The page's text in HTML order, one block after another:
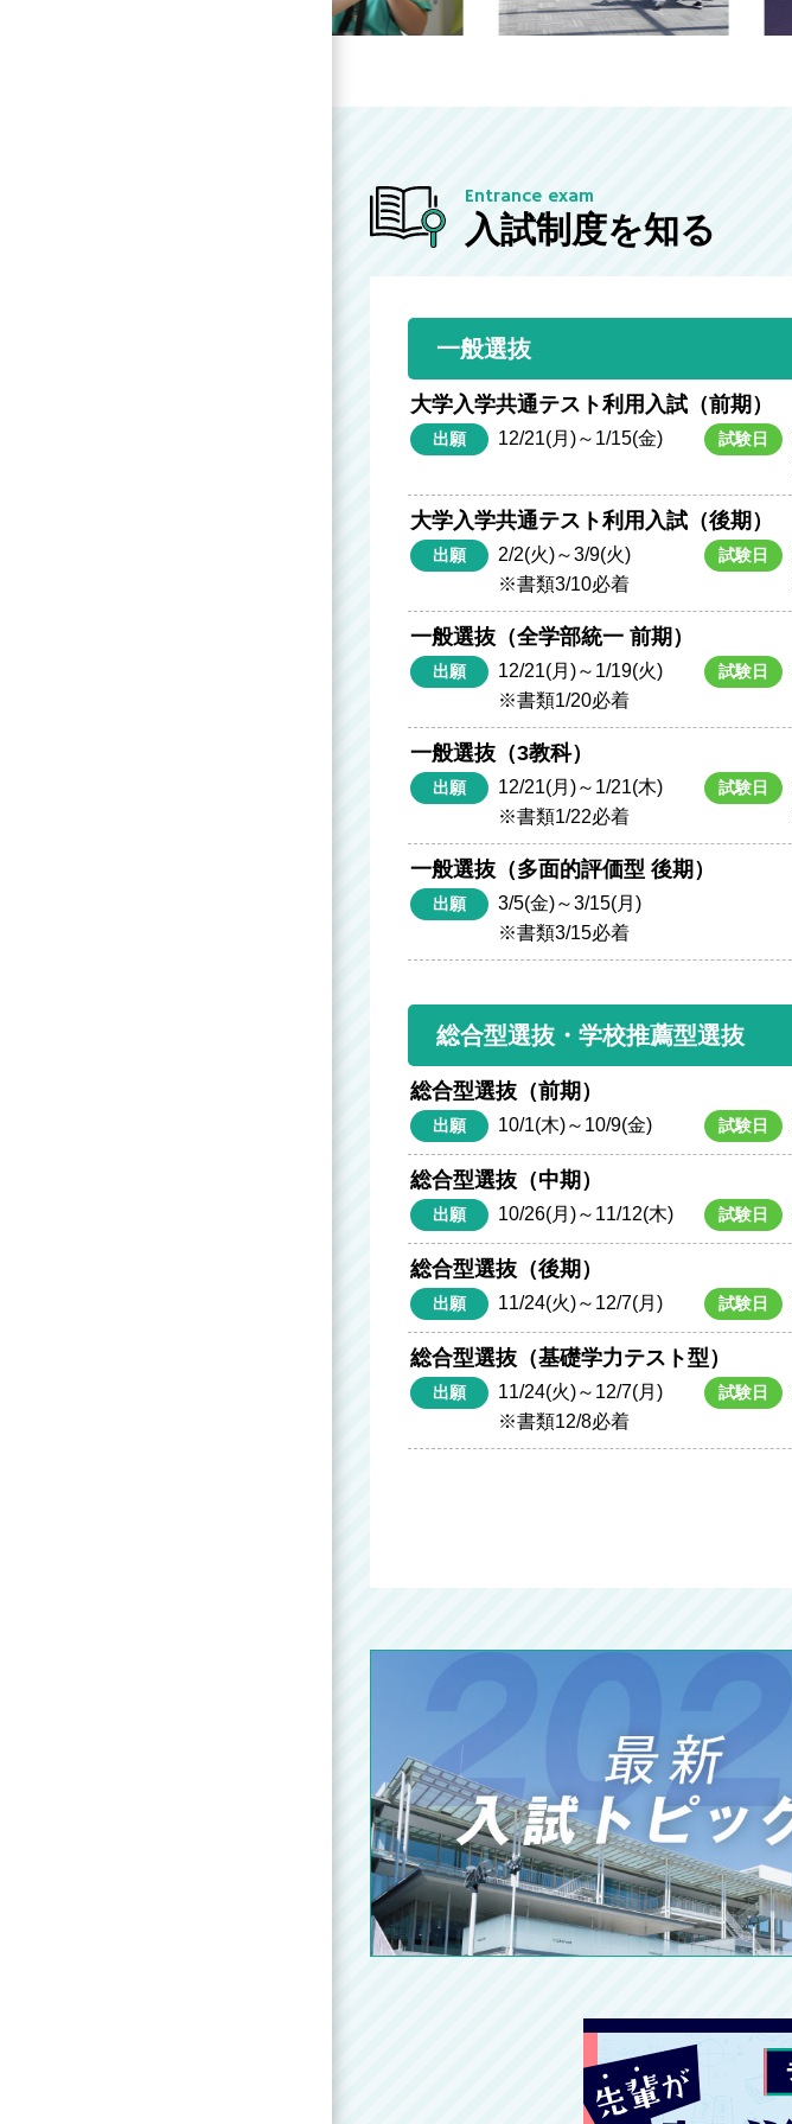
Entrance exam
入試制度を知る
一般選抜
大学入学共通テスト利用入試（前期）
出願 12/21(月)～1/15(金) 試験日
大学入学共通テスト利用入試（後期）
出願
2/2(火)～3/9(火)
※書類3/10必着
試験日
一般選抜（全学部統一 前期）
出願
12/21(月)～1/19(火)
※書類1/20必着
試験日
一般選抜（3教科）
出願
12/21(月)～1/21(木)
※書類1/22必着
試験日
一般選抜（多面的評価型 後期）
出願
3/5(金)～3/15(月)
※書類3/15必着
総合型選抜・学校推薦型選抜
総合型選抜（前期）
出願 10/1(木)～10/9(金) 試験日
総合型選抜（中期）
出願 10/26(月)～11/12(木) 試験日
総合型選抜（後期）
出願 11/24(火)～12/7(月) 試験日
総合型選抜（基礎学力テスト型）
出願
11/24(火)～12/7(月)
※書類12/8必着
試験日